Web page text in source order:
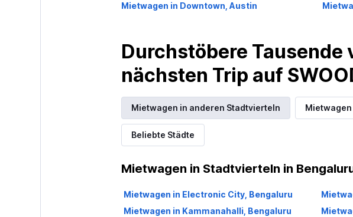
Mietwagen in Downtown, Austin
Durchstöbere
nächsten Trip auf
Mietwagen in anderen Stadtvierteln
Beliebte Städte
Mietwagen in Stadtvierteln in
Mietwagen in Electronic City, Bengaluru
Mietwagen in Kammanahalli, Bengaluru